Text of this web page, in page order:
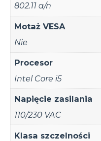
802.11 a/n
Motaż VESA
Nie
Procesor
Intel Core i5
Napięcie zasilania
110/230 VAC
Klasa szczelności